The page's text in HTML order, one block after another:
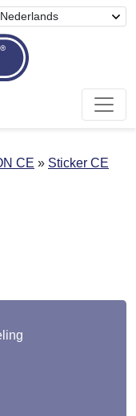
CE Sticker CE